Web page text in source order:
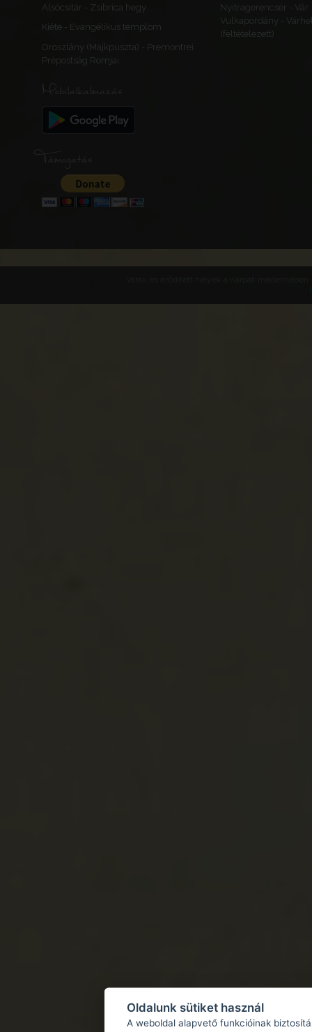
Alsócsitár - Zsibrica hegy
Nyitragerencsér - Vár
Kiéte - Evangélikus templom
Vulkapordány -
(feltételezett)
Oroszlány (Majkpuszta) - Premontrei
Prépostság Romjai
Mobilalkalmazás
Támogatás
Oldalunk sütiket használ
A weboldal alapvető funkcióinak